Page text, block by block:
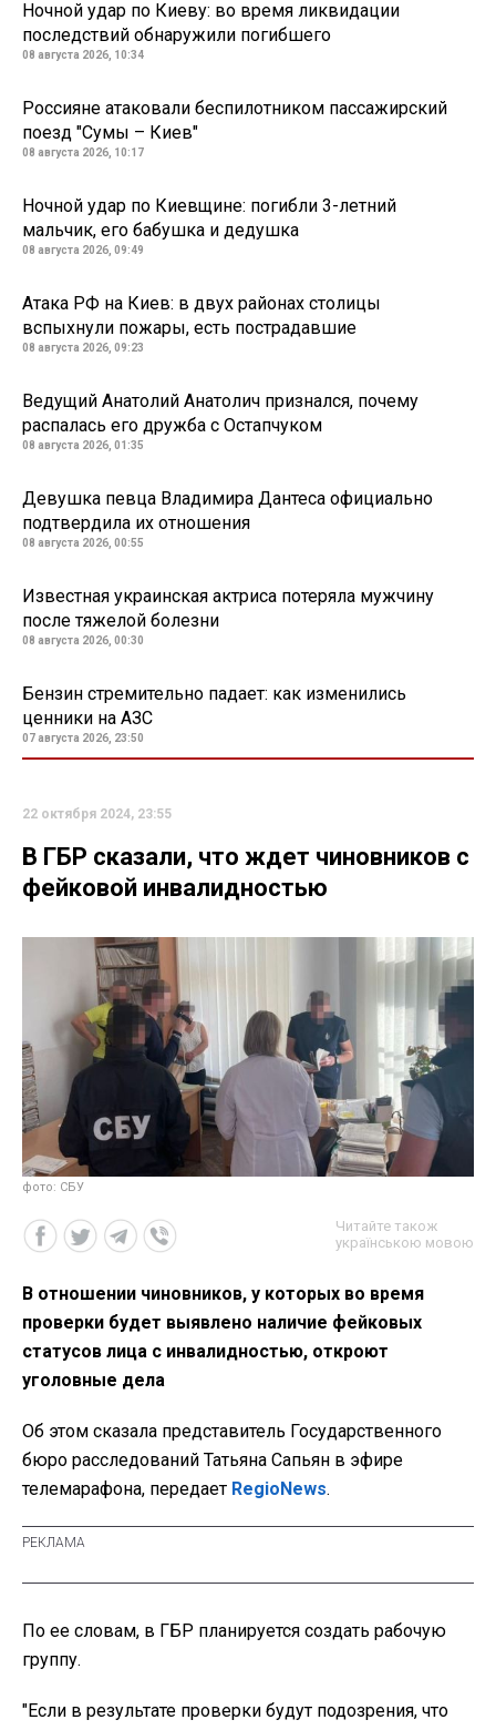
Ночной удар по Киеву: во время ликвидации
последствий обнаружили погибшего
08 августа 2026, 10:34
Россияне атаковали беспилотником пассажирский
поезд "Сумы – Киев"
08 августа 2026, 10:17
Ночной удар по Киевщине: погибли 3-летний
мальчик, его бабушка и дедушка
08 августа 2026, 09:49
Атака РФ на Киев: в двух районах столицы
вспыхнули пожары, есть пострадавшие
08 августа 2026, 09:23
Ведущий Анатолий Анатолич признался, почему
распалась его дружба с Остапчуком
08 августа 2026, 01:35
Девушка певца Владимира Дантеса официально
подтвердила их отношения
08 августа 2026, 00:55
Известная украинская актриса потеряла мужчину
после тяжелой болезни
08 августа 2026, 00:30
Бензин стремительно падает: как изменились
ценники на АЗС
07 августа 2026, 23:50
22 октября 2024, 23:55
В ГБР сказали, что ждет чиновников с
фейковой инвалидностью
фото: СБУ
Читайте також
українською мовою
В отношении чиновников, у которых во время
проверки будет выявлено наличие фейковых
статусов лица с инвалидностью, откроют
уголовные дела
Об этом сказала представитель Государственного
бюро расследований Татьяна Сапьян в эфире
телемарафона, передает RegioNews.
По ее словам, в ГБР планируется создать рабочую
группу.
"Если в результате проверки будут подозрения, что